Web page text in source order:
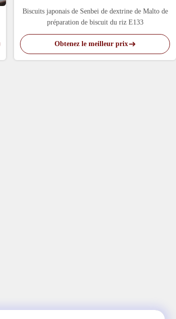
Biscuits japonais de Senbei de dextrine de Malto de
préparation de biscuit du riz E133
Obtenez le meilleur prix